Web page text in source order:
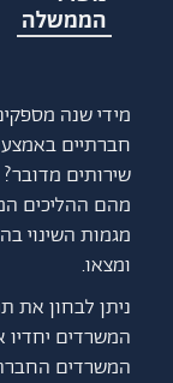
הממשלה
מידי שנה
חברתיים
שירותים
מהם ההליכים
מגמות השינוי
ומצאו.
ניתן לבחון את
המשרדים
המשרדים